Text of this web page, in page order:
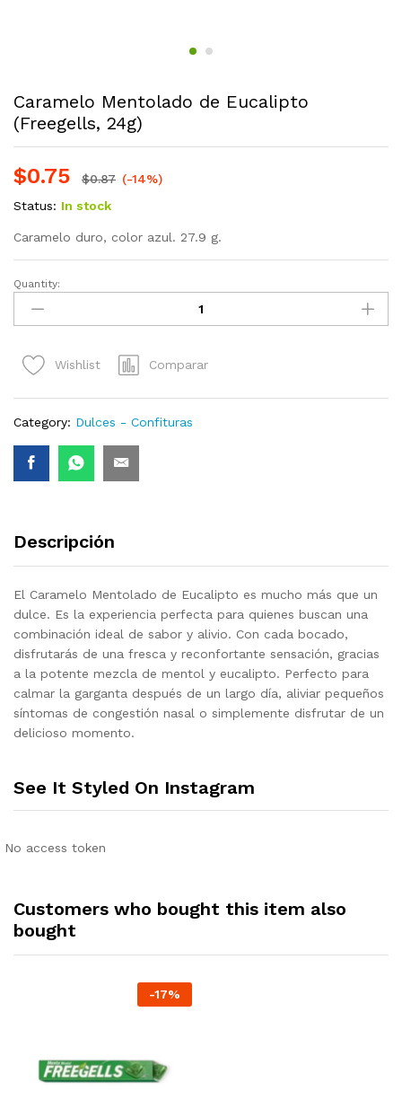
Caramelo Mentolado de Eucalipto
(Freegells, 24g)
$0.75 $0.87 (-14%)
Status: In stock
Caramelo duro, color azul. 27.9 g.
Caramelo
Mentolado
de
(Freegells,
Quantity:
Wishlist Comparar
Category: Dulces - Confituras
Descripción
El Caramelo Mentolado de Eucalipto es mucho más que un
dulce. Es la experiencia perfecta para quienes buscan una
combinación ideal de sabor y alivio. Con cada bocado,
disfrutarás de una fresca y reconfortante sensación, gracias
a la potente mezcla de mentol y eucalipto. Perfecto para
calmar la garganta después de un largo día, aliviar pequeños
síntomas de congestión nasal o simplemente disfrutar de un
delicioso momento.
See It Styled On Instagram
No access token
Customers who bought this item also
bought
-17%